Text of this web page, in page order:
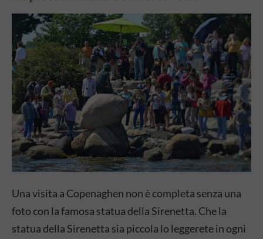
Una visita a Copenaghen non è completa senza una
foto con la famosa statua della Sirenetta. Che la
statua della Sirenetta sia piccola lo leggerete in ogni